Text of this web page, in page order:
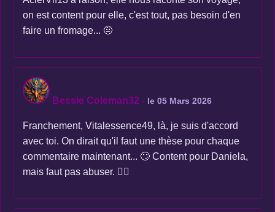
on est content pour elle, c'est tout, pas besoin d'en
faire un fromage... 🤨
Bessie Coleman32 - le 05 Mars 2026
Franchement, Vitalessence49, là, je suis d'accord
avec toi. On dirait qu'il faut une thèse pour chaque
commentaire maintenant... 🙄 Content pour Daniela,
mais faut pas abuser. 🤷‍♀️